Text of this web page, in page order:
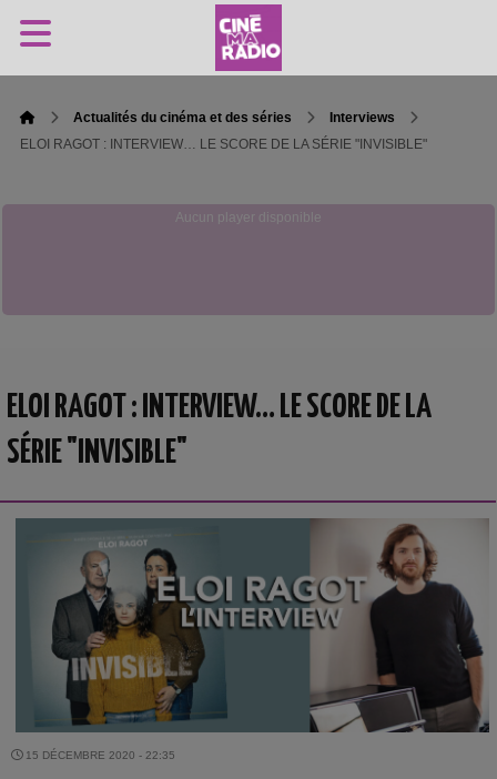
Actualités du cinéma et des séries
Interviews
ELOI RAGOT : INTERVIEW… LE SCORE DE LA SÉRIE "INVISIBLE"
Aucun player disponible
ELOI RAGOT : INTERVIEW… LE SCORE DE LA
SÉRIE "INVISIBLE"
15 DÉCEMBRE 2020 - 22:35